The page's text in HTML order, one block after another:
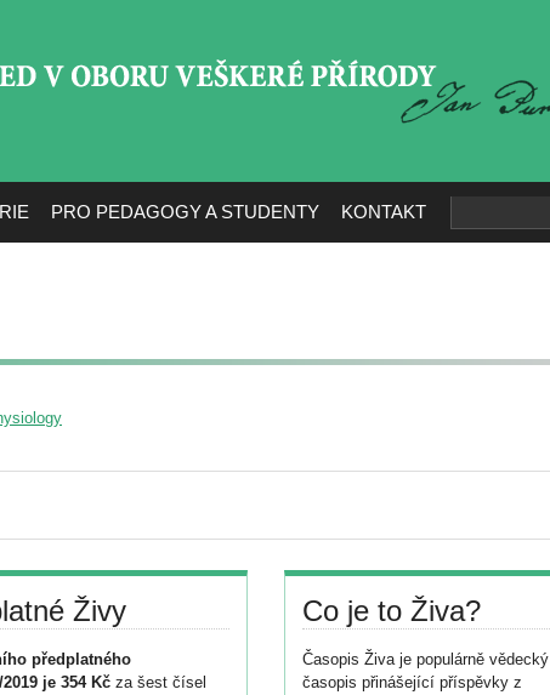
PRO PEDAGOGY A STUDENTY KONTAKT
Živy
předplatného
je 354 Kč za šest čísel
Co je to Živa?
Časopis Živa je populárně vědecký
časopis přinášející příspěvky z